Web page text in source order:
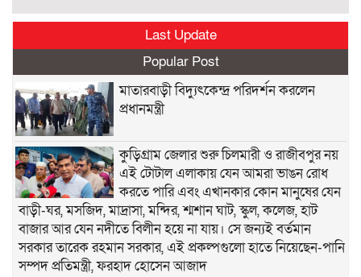
Last Update
Popular Post
মাতারবাড়ী বিদ্যুৎকেন্দ্র পরিদর্শন করলেন
প্রধানমন্ত্রী
কুড়িগ্রাম জেলার শুরু চিলমারী ও রাজীবপুর নয়
এই টোটাল এলাকায় যেন আমরা ভাঙন রোধ
করতে পারি এবং এখানকার কোন মানুষের যেন
বাড়ী-ঘর, মসজিদ, মাদ্রাসা, মন্দির, শ্মশান ঘাট, স্কুল, কলেজ, হাট
বাজার আর যেন নদীতে বিলীন হয়ে না যায়। সে জন্যই বর্তমান
সরকার তারেক রহমান সরকার, এই প্রকল্পগুলো হাতে নিয়েছেন-পানি
সম্পদ প্রতিমন্ত্রী, ফরহাদ হোসেন আজাদ